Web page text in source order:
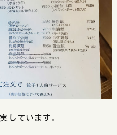
しています。